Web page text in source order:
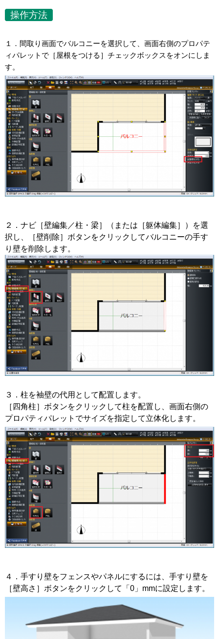
操作方法
１．間取り画面でバルコニーを選択して、画面右側のプロパテ
ィパレットで［屋根をつける］チェックボックスをオンにしま
す。
２．ナビ［壁編集／柱・梁］（または［躯体編集］）を選
択し、［壁削除］ボタンをクリックしてバルコニーの手す
り壁を削除します。
３．柱を袖壁の代用として配置します。
［四角柱］ボタンをクリックして柱を配置し、画面右側の
プロパティパレットでサイズを指定して立体化します。
４．手すり壁をフェンスやパネルにするには、手すり壁を
［壁高さ］ボタンをクリックして「0」mmに設定します。